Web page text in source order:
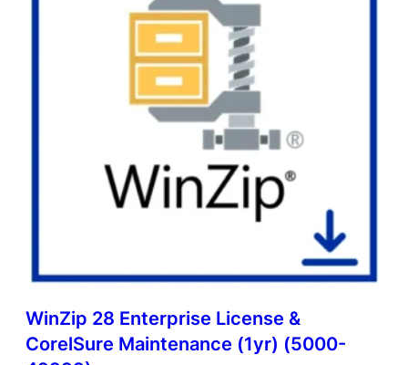
WinZip 28 Enterprise License &
CorelSure Maintenance (1yr) (5000-